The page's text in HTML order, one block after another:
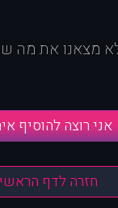
מצאנו את מה
אני רוצה להוסיף
חזרה לדף